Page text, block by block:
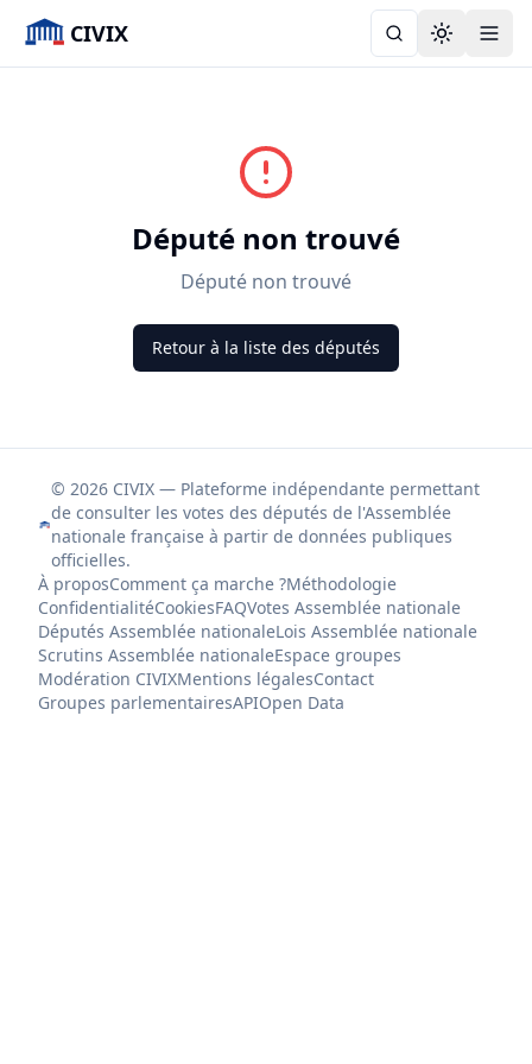
CIVIX Toggle
Député non trouvé
Député non trouvé
Retour à la liste des députés
© 2026 CIVIX — Plateforme indépendante permettant
de consulter les votes des députés de l'Assemblée
nationale française à partir de données publiques
officielles.
À proposComment ça marche ?Méthodologie
ConfidentialitéCookiesFAQVotes Assemblée nationale
Députés Assemblée nationaleLois Assemblée nationale
Scrutins Assemblée nationaleEspace groupes
Modération CIVIXMentions légalesContact
Groupes parlementairesAPIOpen Data